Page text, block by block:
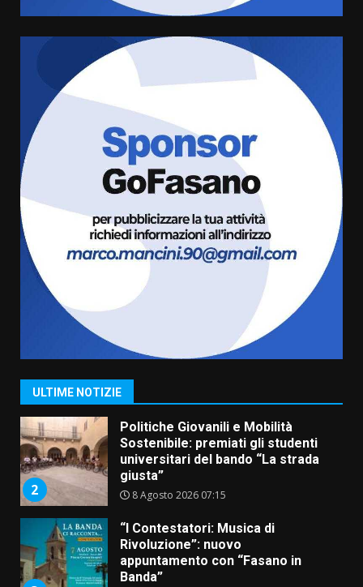
ULTIME NOTIZIE
Carta d’identità: continua il piano
di aperture straordinarie del
Comune di Fasano
6 Agosto 2026 14:16
Grazia Neglia, coordinatrice
cittadina di Fratelli d’Italia,
pronta a tornare in Consiglio
comunale
6 Agosto 2026 08:00
Savelletri in festa, domani sera
grande spettacolo con Uccio De
Santis
8 Agosto 2026 07:30
2
Politiche Giovanili e Mobilità
Sostenibile: premiati gli studenti
giusta”
8 Agosto 2026 07:15
3
“I Contestatori: Musica di
Rivoluzione”: nuovo
appuntamento con “Fasano in
Banda”
7 Agosto 2026 06:05
US Fasano, Scianaro: “Profonda
amarezza per esclusione dal
campionato di calcio”